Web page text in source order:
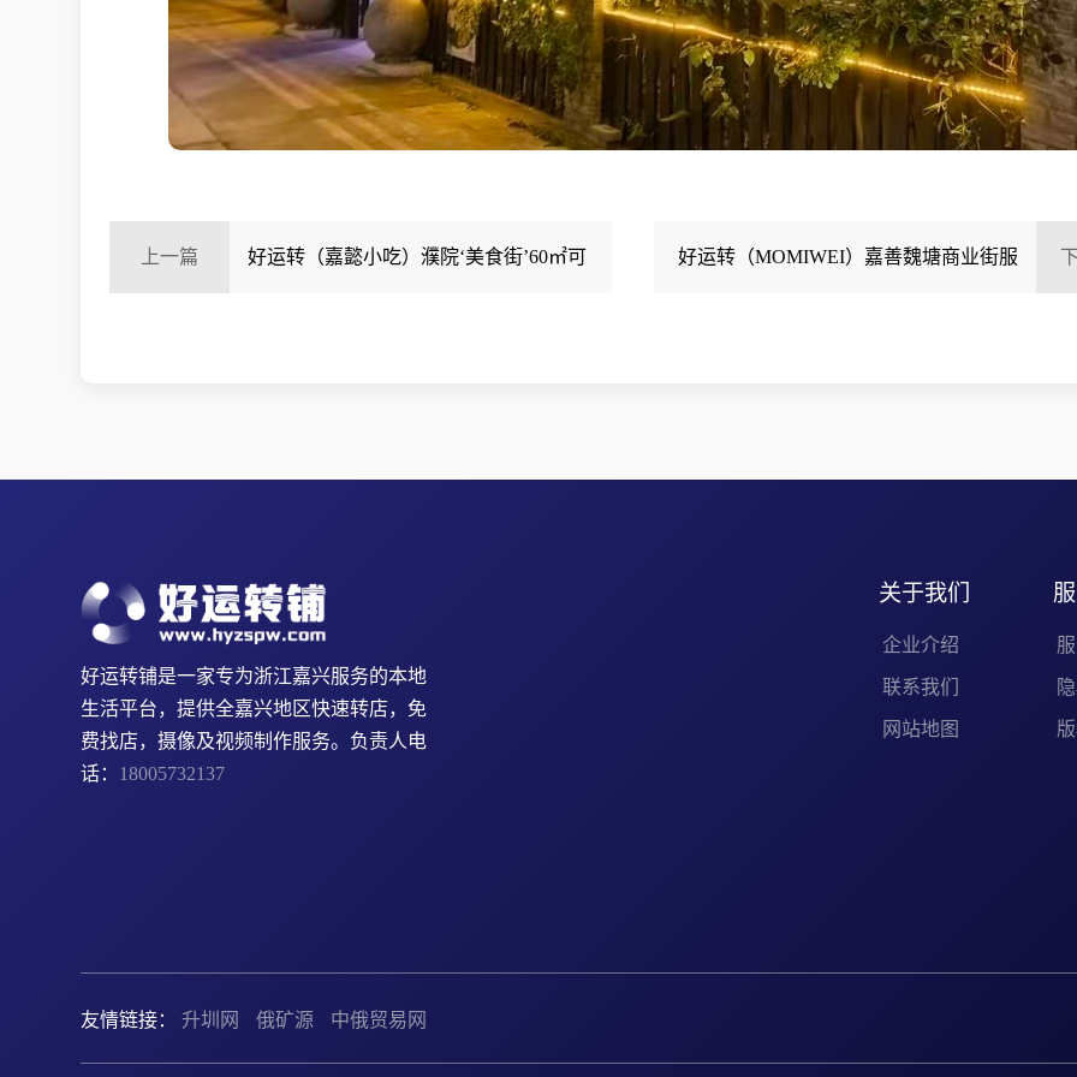
上一篇 好运转（嘉懿小吃）濮院‘美食街’60㎡可 好运转（MOMIWEI）嘉善魏塘商业街服
好运转铺是一家专为浙江嘉兴服务的本地
生活平台，提供全嘉兴地区快速转店，免
费找店，摄像及视频制作服务。负责人电
话： 18005732137
关于我们
企业介绍
联系我们
网站地图
友情链接： 升圳网 俄矿源 中俄贸易网